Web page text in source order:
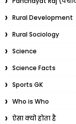
Rural Development
Rural Sociology
Science
Science Facts
Sports GK
Who is Who
ऐसा क्यों होता है